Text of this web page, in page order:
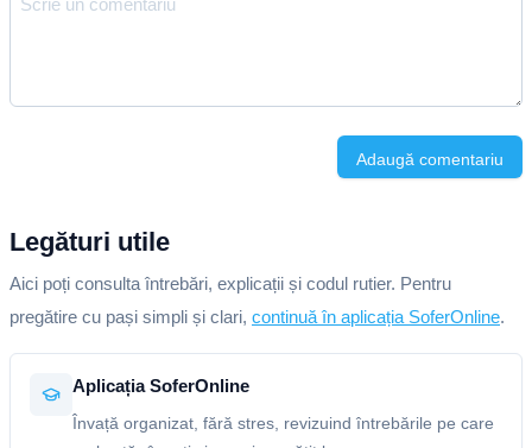
Adaugă comentariu
Legături utile
Aici poți consulta întrebări, explicații și codul rutier. Pentru
pregătire cu pași simpli și clari, continuă în aplicația SoferOnline.
Aplicația SoferOnline
Învață organizat, fără stres, revizuind întrebările pe care